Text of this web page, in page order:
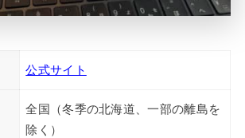
公式サイト
全国（冬季の北海道、一部の離島を
除く）